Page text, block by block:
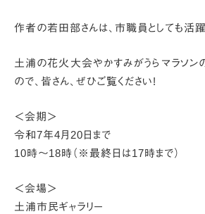
作者の若田部さんは、市職員としても活
土浦の花火大会やかすみがうらマラソン
ので、 皆さん、ぜひご覧ください!
＜会期＞
令和7年4月20日まで
10時～18時（※最終日は17時まで）
＜会場＞
土浦市民ギャラリー